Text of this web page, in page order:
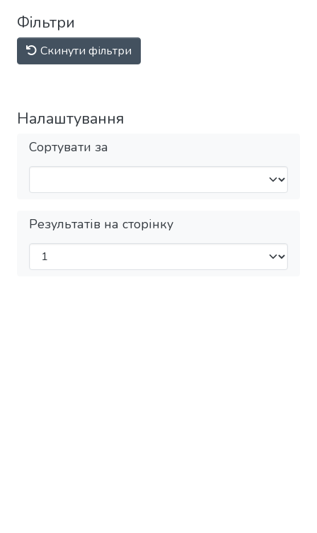
Фільтри
Скинути фільтри
Налаштування
Сортувати за
Результатів на сторінку